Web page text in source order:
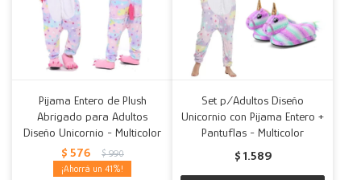
Pijama Entero de Plush
Abrigado para Adultos
Diseño Unicornio - Multicolor
$ 576 $ 990
41
Set p/Adultos Diseño
Unicornio con Pijama Entero +
Pantuflas - Multicolor
$ 1.589